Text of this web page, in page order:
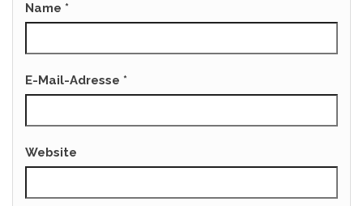
Name *
E-Mail-Adresse *
Website